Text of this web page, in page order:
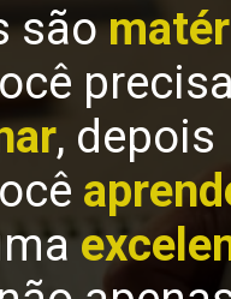
são
precisa
, depois